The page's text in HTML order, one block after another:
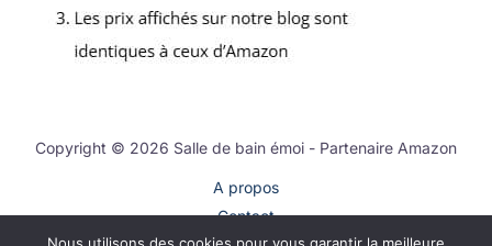
Copyright © 2026 Salle de bain émoi - Partenaire Amazon
A propos
Contact